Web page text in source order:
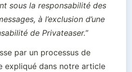
sous la responsabilité des
à l’exclusion d’une
de Privateaser.”
par un processus de
expliqué dans notre article